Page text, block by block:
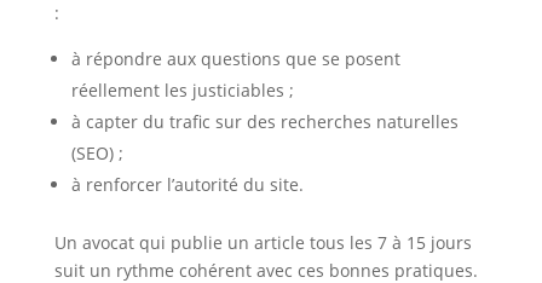
:
à répondre aux questions que se posent
réellement les justiciables ;
à capter du trafic sur des recherches naturelles
(SEO) ;
à renforcer l’autorité du site.
Un avocat qui publie un article tous les 7 à 15 jours
suit un rythme cohérent avec ces bonnes pratiques.